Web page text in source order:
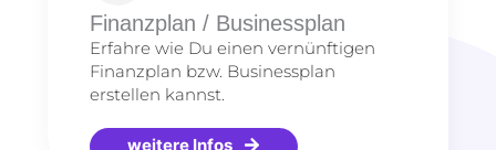
Finanzplan / Businessplan
Erfahre wie Du einen vernünftigen
Finanzplan bzw. Businessplan
erstellen kannst.
weitere Infos